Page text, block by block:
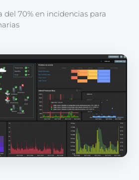
del 70% en incidencias para